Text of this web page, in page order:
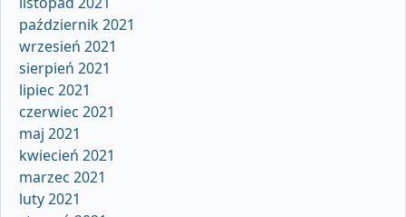
październik 2021
wrzesień 2021
sierpień 2021
lipiec 2021
czerwiec 2021
maj 2021
kwiecień 2021
marzec 2021
luty 2021